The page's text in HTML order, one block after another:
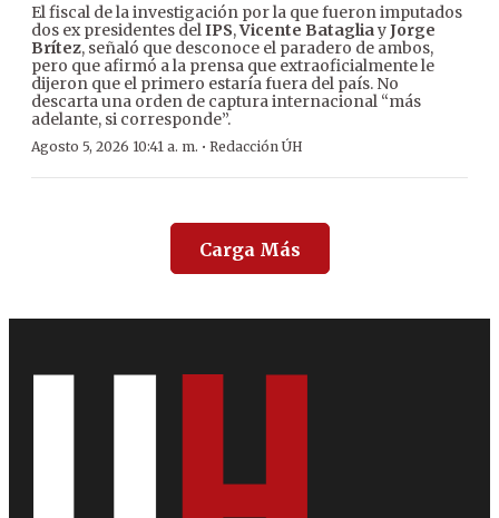
El fiscal de la investigación por la que fueron imputados
dos ex presidentes delIPS,Vicente BatagliayJorge
Brítez, señaló que desconoce el paradero de ambos,
pero que afirmó a la prensa que extraoficialmente le
dijeron que el primero estaría fuera del país. No
descarta una orden de captura internacional “más
adelante, si corresponde”.
Agosto 5, 2026 10:41 a. m. · Redacción ÚH
Carga Más